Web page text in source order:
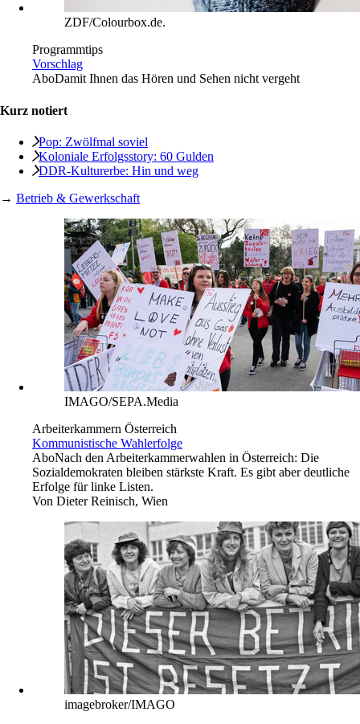
ZDF/Colourbox.de.
Programmtips
Vorschlag
AboDamit Ihnen das Hören und Sehen nicht vergeht
Kurz notiert
Pop: Zwölfmal soviel
Koloniale Erfolgsstory: 60 Gulden
DDR-Kulturerbe: Hin und weg
→ Betrieb & Gewerkschaft
IMAGO/SEPA.Media
Arbeiterkammern Österreich
Kommunistische Wahlerfolge
AboNach den Arbeiterkammerwahlen in Österreich: Die
Sozialdemokraten bleiben stärkste Kraft. Es gibt aber deutliche
Erfolge für linke Listen.
Von Dieter Reinisch, Wien
imagebroker/IMAGO